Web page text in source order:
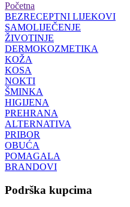
Početna
BEZRECEPTNI LIJEKOVI
SAMOLIJEČENJE
ŽIVOTINJE
DERMOKOZMETIKA
KOŽA
KOSA
NOKTI
ŠMINKA
HIGIJENA
PREHRANA
ALTERNATIVA
PRIBOR
OBUĆA
POMAGALA
BRANDOVI
Podrška kupcima